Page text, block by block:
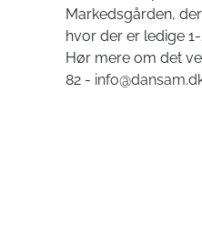
Markedsgården,
hvor der er ledige
Hør mere om det
82 -